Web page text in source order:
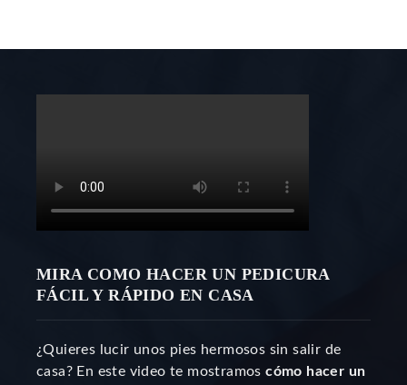
MIRA COMO HACER UN PEDICURA
FÁCIL Y RÁPIDO EN CASA
¿Quieres lucir unos pies hermosos sin salir de
casa? En este video te mostramoscómo hacer un